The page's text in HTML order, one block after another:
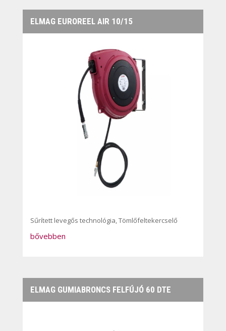
ELMAG EUROREEL AIR 10/15
Sűrített levegős technológia,Tömlőfeltekercselő
bővebben
ELMAG GUMIABRONCS FELFÚJÓ 60 DTE